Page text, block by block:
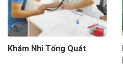
Khám Nhi Tổng Quát